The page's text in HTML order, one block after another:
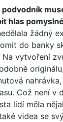
hlas
žádný
do banky
Na vytvoření
Což není v
lidí měla
videa se